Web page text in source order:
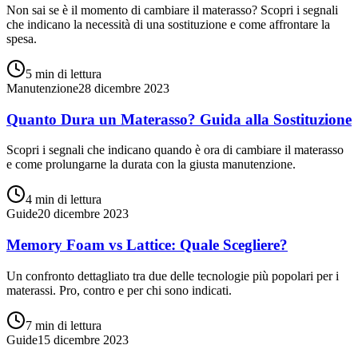
Non sai se è il momento di cambiare il materasso? Scopri i segnali
che indicano la necessità di una sostituzione e come affrontare la
spesa.
5 min di lettura
Manutenzione28 dicembre 2023
Quanto Dura un Materasso? Guida alla Sostituzione
Scopri i segnali che indicano quando è ora di cambiare il materasso
e come prolungarne la durata con la giusta manutenzione.
4 min di lettura
Guide20 dicembre 2023
Memory Foam vs Lattice: Quale Scegliere?
Un confronto dettagliato tra due delle tecnologie più popolari per i
materassi. Pro, contro e per chi sono indicati.
7 min di lettura
Guide15 dicembre 2023